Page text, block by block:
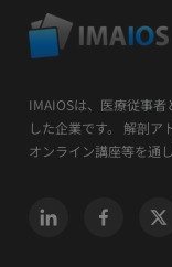
IMAIOSは、医療従事
した企業です。 解剖ア
オンライン講座等を通